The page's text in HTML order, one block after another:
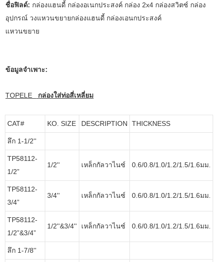
ชื่อฟิลด์: กล่องแฮนดี้ กล่องอเนกประสงค์ กล่อง 2x4 กล่องสวิตซ์ กล่อง
อุปกรณ์ วงแหวนขยายกล่องแฮนดี้ กล่องเอนกประสงค์
แหวนขยาย
ข้อมูลจำเพาะ:
TOPELE กล่องใส่ท่อสี่เหลี่ยม
CAT# KO. SIZE DESCRIPTION THICKNESS
ลึก 1-1/2''
TP58112-
1/2”
1/2'' เหล็กกัลวาไนซ์ 0.6/0.8/1.0/1.2/1.5/1.6มม.
TP58112-
3/4”
3/4'' เหล็กกัลวาไนซ์ 0.6/0.8/1.0/1.2/1.5/1.6มม.
TP58112-
1/2”&3/4”
1/2''&3/4'' เหล็กกัลวาไนซ์ 0.6/0.8/1.0/1.2/1.5/1.6มม.
ลึก 1-7/8''